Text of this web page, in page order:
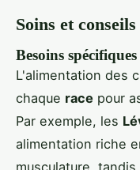
Soins et
Besoins
L'alimentation des
chaque race pour
Par exemple, les
alimentation riche